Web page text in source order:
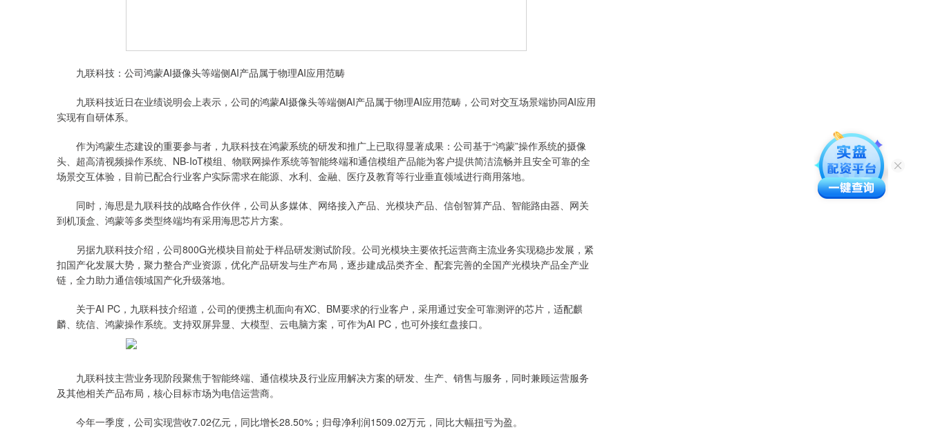
九联科技：公司鸿蒙AI摄像头等端侧AI产品属于物理AI应用范畴
九联科技近日在业绩说明会上表示，公司的鸿蒙AI摄像头等端侧AI产品属于物理AI应用范畴，公司对交互场景端协同AI应用
实现有自研体系。
作为鸿蒙生态建设的重要参与者，九联科技在鸿蒙系统的研发和推广上已取得显著成果：公司基于“鸿蒙”操作系统的摄像
头、超高清视频操作系统、NB-IoT模组、物联网操作系统等智能终端和通信模组产品能为客户提供简洁流畅并且安全可靠的全
场景交互体验，目前已配合行业客户实际需求在能源、水利、金融、医疗及教育等行业垂直领域进行商用落地。
同时，海思是九联科技的战略合作伙伴，公司从多媒体、网络接入产品、光模块产品、信创智算产品、智能路由器、网关
到机顶盒、鸿蒙等多类型终端均有采用海思芯片方案。
另据九联科技介绍，公司800G光模块目前处于样品研发测试阶段。公司光模块主要依托运营商主流业务实现稳步发展，紧
扣国产化发展大势，聚力整合产业资源，优化产品研发与生产布局，逐步建成品类齐全、配套完善的全国产光模块产品全产业
链，全力助力通信领域国产化升级落地。
关于AI PC，九联科技介绍道，公司的便携主机面向有XC、BM要求的行业客户，采用通过安全可靠测评的芯片，适配麒
麟、统信、鸿蒙操作系统。支持双屏异显、大模型、云电脑方案，可作为AI PC，也可外接红盘接口。
九联科技主营业务现阶段聚焦于智能终端、通信模块及行业应用解决方案的研发、生产、销售与服务，同时兼顾运营服务
及其他相关产品布局，核心目标市场为电信运营商。
今年一季度，公司实现营收7.02亿元，同比增长28.50%；归母净利润1509.02万元，同比大幅扭亏为盈。